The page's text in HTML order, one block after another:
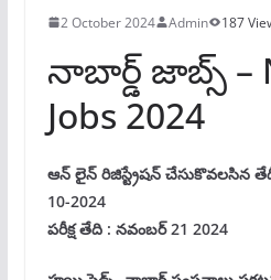
2 October 2024 Admin 187
నాబార్డ్ జాబ్స్ –
Jobs 2024
ఆన్ లైన్ రిజిస్ట్రేషన్ చేసుకొవలసిన
10-2024
పరీక్ష తేది : నవంబర్ 21 2024